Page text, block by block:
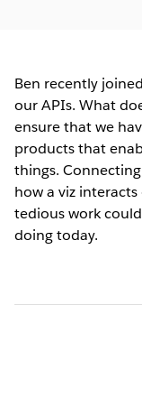
Ben recently
our APIs. What
ensure that we
products that
things.
how a viz
tedious work
doing today.